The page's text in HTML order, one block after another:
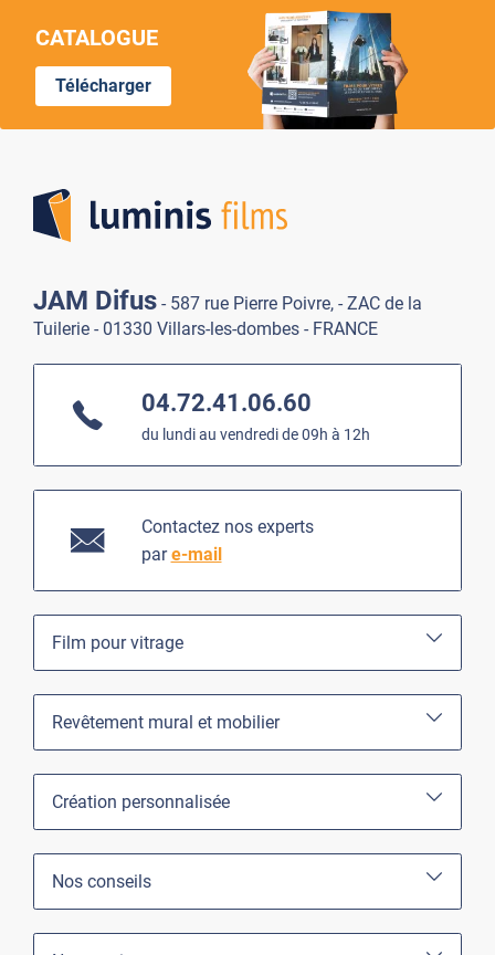
CATALOGUE
Télécharger
JAM Difus - 587 rue Pierre Poivre, - ZAC de la
Tuilerie - 01330 Villars-les-dombes - FRANCE
04.72.41.06.60
du lundi au vendredi de 09h à 12h
Contactez nos experts
pare-mail
Film pour vitrage
Revêtement mural et mobilier
Création personnalisée
Nos conseils